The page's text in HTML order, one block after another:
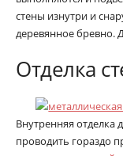
стены изнутри и
деревянное бревно.
Отделка
Внутренняя
проводить гораздо